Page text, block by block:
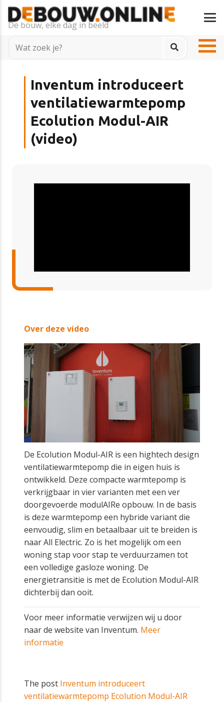
De bouw, elke dag in beeld
Inventum introduceert
ventilatiewarmtepomp
Ecolution Modul-AIR
(video)
Over deze video
De Ecolution Modul-AIR is een hightech design
ventilatiewarmtepomp die in eigen huis is
ontwikkeld. Deze compacte warmtepomp is
verkrijgbaar in vier varianten met een ver
doorgevoerde modulAIRe opbouw. In de basis
is deze warmtepomp een hybride variant die
eenvoudig, slim en betaalbaar uit te breiden is
naar All Electric. Zo is het mogelijk om een
woning stap voor stap te verduurzamen tot
een volledige gasloze woning. De
energietransitie is met de Ecolution Modul-AIR
dichterbij dan ooit.
Voor meer informatie verwijzen wij u door
naar de website van Inventum. Meer
informatie
The post Inventum introduceert
ventilatiewarmtepomp Ecolution Modul-AIR